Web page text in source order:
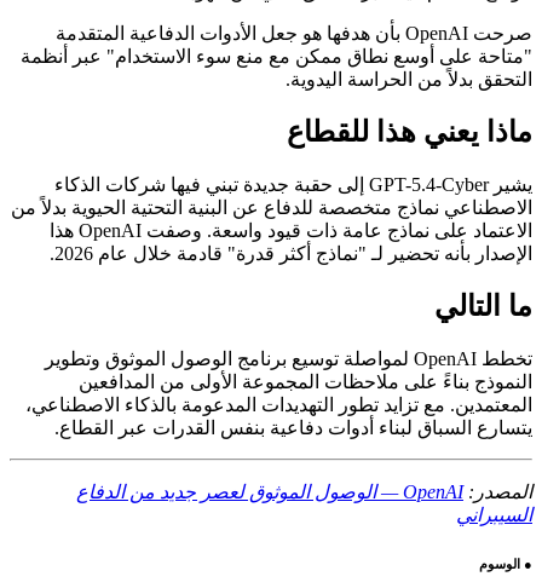
صرحت OpenAI بأن هدفها هو جعل الأدوات الدفاعية المتقدمة
"متاحة على أوسع نطاق ممكن مع منع سوء الاستخدام" عبر أنظمة
التحقق بدلاً من الحراسة اليدوية.
ماذا يعني هذا للقطاع
يشير GPT-5.4-Cyber إلى حقبة جديدة تبني فيها شركات الذكاء
الاصطناعي نماذج متخصصة للدفاع عن البنية التحتية الحيوية بدلاً من
الاعتماد على نماذج عامة ذات قيود واسعة. وصفت OpenAI هذا
الإصدار بأنه تحضير لـ "نماذج أكثر قدرة" قادمة خلال عام 2026.
ما التالي
تخطط OpenAI لمواصلة توسيع برنامج الوصول الموثوق وتطوير
النموذج بناءً على ملاحظات المجموعة الأولى من المدافعين
المعتمدين. مع تزايد تطور التهديدات المدعومة بالذكاء الاصطناعي،
يتسارع السباق لبناء أدوات دفاعية بنفس القدرات عبر القطاع.
المصدر:
OpenAI — الوصول الموثوق لعصر جديد من الدفاع
السيبراني
●الوسوم